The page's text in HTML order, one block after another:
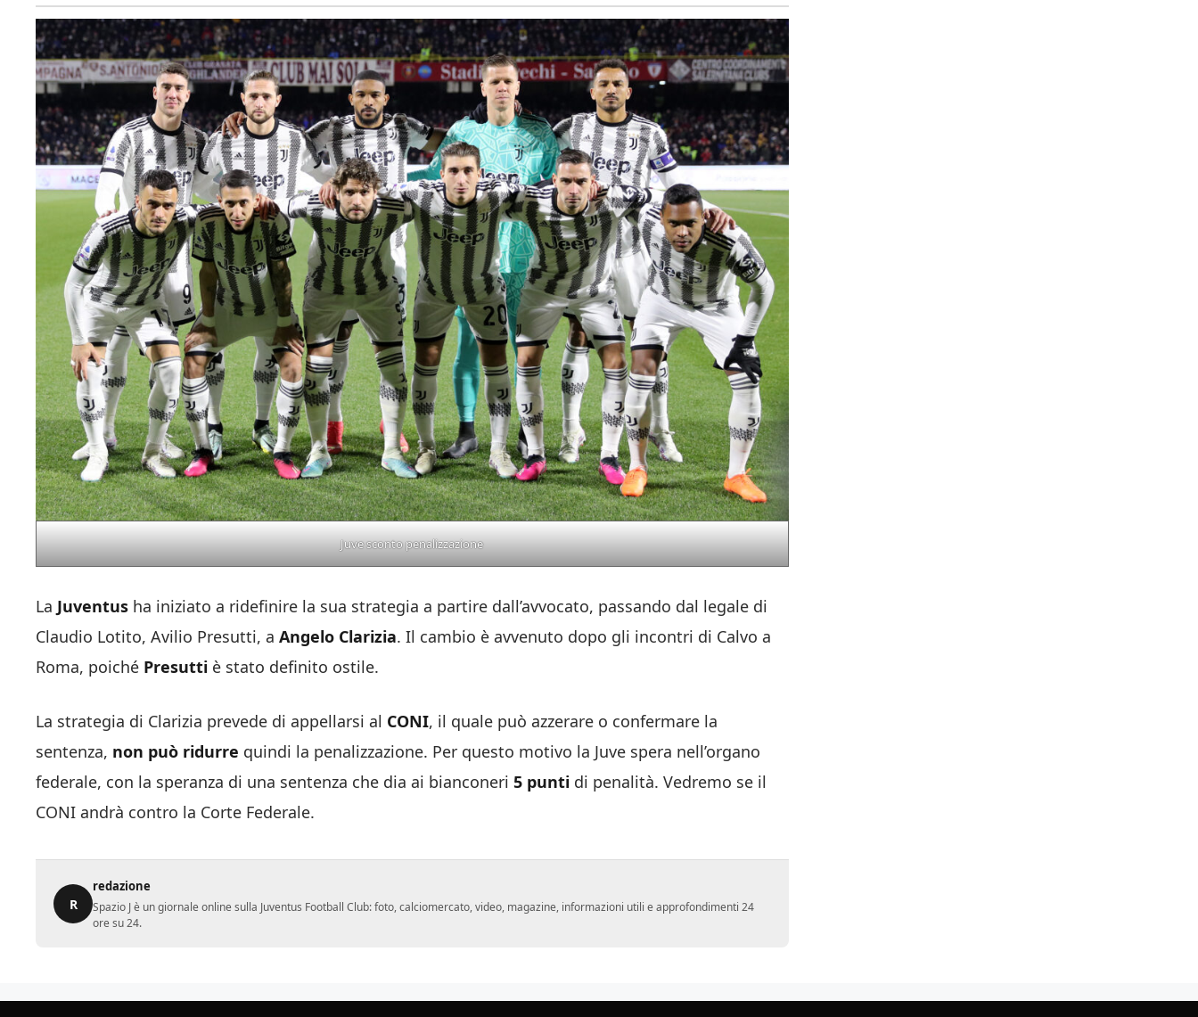
Juve sconto penalizzazione
La Juventus ha iniziato a ridefinire la sua strategia a partire dall’avvocato, passando dal legale di
Claudio Lotito, Avilio Presutti, a Angelo Clarizia. Il cambio è avvenuto dopo gli incontri di Calvo a
Roma, poiché Presutti è stato definito ostile.
La strategia di Clarizia prevede di appellarsi al CONI, il quale può azzerare o confermare la
sentenza, non può ridurre quindi la penalizzazione. Per questo motivo la Juve spera nell’organo
federale, con la speranza di una sentenza che dia ai bianconeri 5 punti di penalità. Vedremo se il
CONI andrà contro la Corte Federale.
R
redazione
Spazio J è un giornale online sulla Juventus Football Club: foto, calciomercato, video, magazine, informazioni utili e approfondimenti 24
ore su 24.